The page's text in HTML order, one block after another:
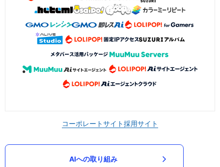
コーポレートサイト採用サイト
AIへの取り組み